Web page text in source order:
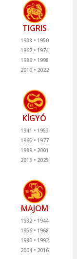
TIGRIS
1938
1950
1962
1974
1986
1998
2010
2022
KÍGYÓ
1941
1953
1965
1977
1989
2001
2013
2025
MAJOM
1932
1944
1956
1968
1980
1992
2004
2016